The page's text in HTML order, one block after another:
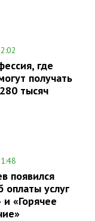
где
получать
тысяч
появился
оплаты услуг
«Горячее